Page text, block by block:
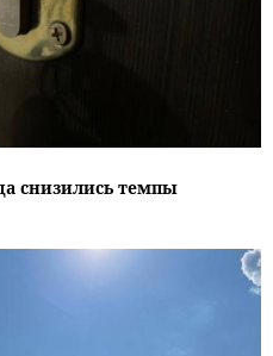
снизились темпы